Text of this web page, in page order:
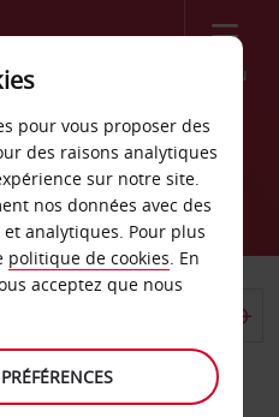
Menu
Reno
de retour
pour vous proposer des
des raisons analytiques
sur notre site.
nos données avec des
analytiques. Pour plus
politique de cookies. En
acceptez que nous